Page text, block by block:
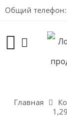
Общий телефон:
Главная